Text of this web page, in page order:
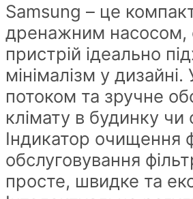
Samsung – це
дренажним насосом,
пристрій ідеально
мінімалізм у
потоком та зручне
клімату в будинку чи
Індикатор очищення
обслуговування
просте, швидке та